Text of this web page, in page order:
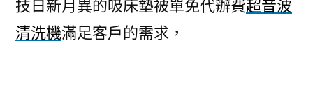
技日新月異的吸床墊被單免代辦費超音波
清洗機滿足客戶的需求，